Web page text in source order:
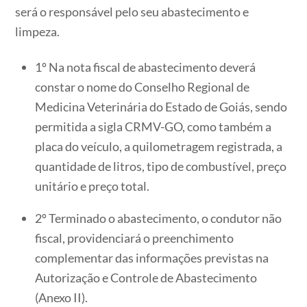
será o responsável pelo seu abastecimento e
limpeza.
1º Na nota fiscal de abastecimento deverá
constar o nome do Conselho Regional de
Medicina Veterinária do Estado de Goiás, sendo
permitida a sigla CRMV-GO, como também a
placa do veículo, a quilometragem registrada, a
quantidade de litros, tipo de combustível, preço
unitário e preço total.
2º Terminado o abastecimento, o condutor não
fiscal, providenciará o preenchimento
complementar das informações previstas na
Autorização e Controle de Abastecimento
(Anexo II).